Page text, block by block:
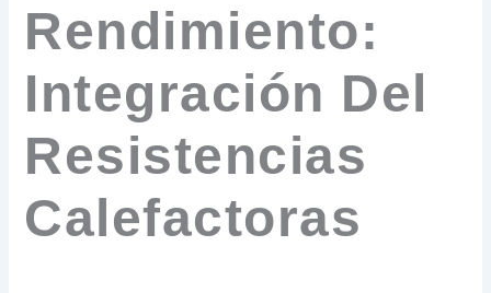
Rendimiento:
Integración Del
Resistencias
Calefactoras